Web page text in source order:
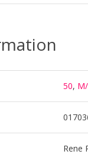
50,
Rene